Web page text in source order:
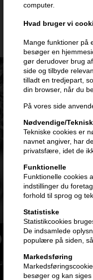
computer.
Hvad bruger vi
Mange funktioner på
besøger en
gør derudover brug
side og tilbyde
tilladt en tredjepart,
din browser, når du
På vores side
Nødvendige/
Tekniske cookies er
navnet angiver, har
privatsfære, idet de
Funktionelle
Funktionelle cookies
indstillinger du
forhold til sprog og
Statistiske
Statistikcookies
De indsamlede
populære på siden,
Markedsføring
besøger og kan
og optjen rabatter når du